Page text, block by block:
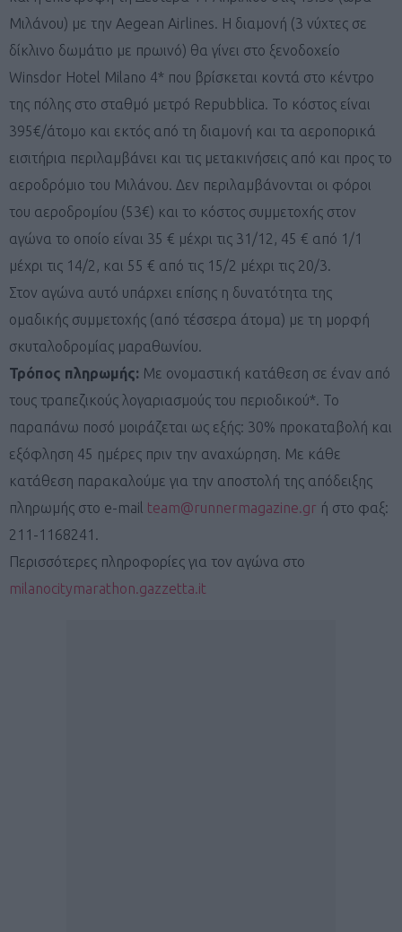
Μιλάνου) με την Aegean Airlines. H διαμονή (3 νύχτες σε
δίκλινο δωμάτιο με πρωινό) θα γίνει στο ξενοδοχείο
Winsdor Hotel Milano 4* που βρίσκεται κοντά στο κέντρο
της πόλης στο σταθμό μετρό Repubblica. Το κόστος είναι
395€/άτομο και εκτός από τη διαμονή και τα αεροπορικά
εισιτήρια περιλαμβάνει και τις μετακινήσεις από και προς το
αεροδρόμιο του Μιλάνου. Δεν περιλαμβάνονται οι φόροι
του αεροδρομίου (53€) και το κόστος συμμετοχής στον
αγώνα το οποίο είναι 35 € μέχρι τις 31/12, 45 € από 1/1
μέχρι τις 14/2, και 55 € από τις 15/2 μέχρι τις 20/3.
Στον αγώνα αυτό υπάρχει επίσης η δυνατότητα της
ομαδικής συμμετοχής (από τέσσερα άτομα) με τη μορφή
σκυταλοδρομίας μαραθωνίου.
Τρόπος πληρωμής: Με ονομαστική κατάθεση σε έναν από
τους τραπεζικούς λογαριασμούς του περιοδικού*. Το
παραπάνω ποσό μοιράζεται ως εξής: 30% προκαταβολή και
εξόφληση 45 ημέρες πριν την αναχώρηση. Με κάθε
κατάθεση παρακαλούμε για την αποστολή της απόδειξης
πληρωμής στο e-mail team@runnermagazine.gr ή στο φαξ:
211-1168241.
Περισσότερες πληροφορίες για τον αγώνα στο
milanocitymarathon.gazzetta.it